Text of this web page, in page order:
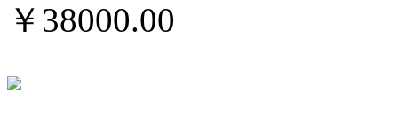
￥ 38000.00